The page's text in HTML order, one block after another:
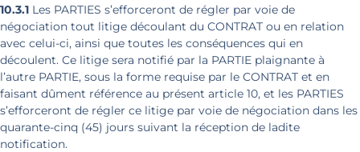
10.3.1 Les PARTIES s’efforceront de régler par voie de
négociation tout litige découlant du CONTRAT ou en relation
avec celui-ci, ainsi que toutes les conséquences qui en
découlent. Ce litige sera notifié par la PARTIE plaignante à
l’autre PARTIE, sous la forme requise par le CONTRAT et en
faisant dûment référence au présent article 10, et les PARTIES
s’efforceront de régler ce litige par voie de négociation dans les
quarante-cinq (45) jours suivant la réception de ladite
notification.